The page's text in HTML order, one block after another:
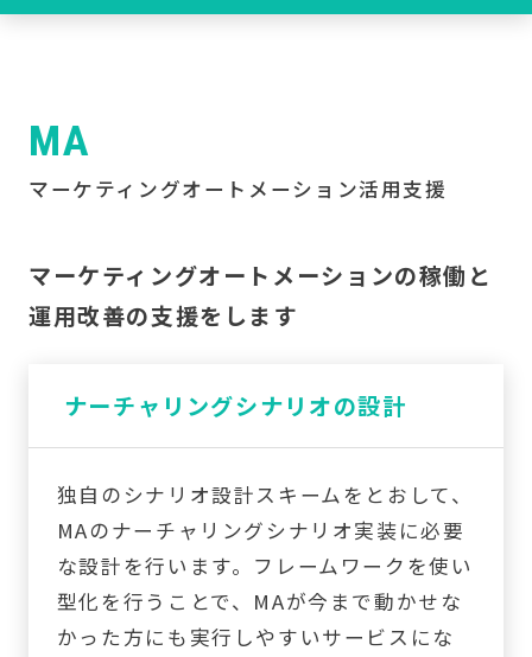
MA
マーケティングオートメーション活用支援
マーケティングオートメーションの稼働と
運用改善の支援をします
ナーチャリングシナリオの設計
独自のシナリオ設計スキームをとおして、
MAのナーチャリングシナリオ実装に必要
な設計を行います。フレームワークを使い
型化を行うことで、MAが今まで動かせな
かった方にも実行しやすいサービスにな